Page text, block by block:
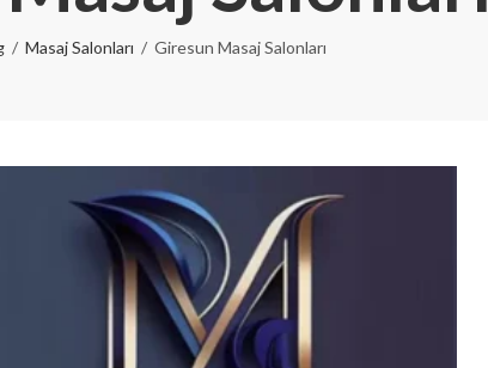
Masaj Salonları Giresun Masaj Salonları